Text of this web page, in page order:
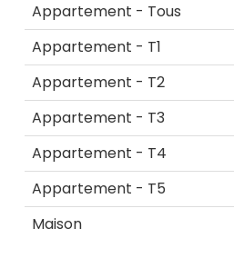
Appartement - Tous
Appartement - T1
Appartement - T2
Appartement - T3
Appartement - T4
Appartement - T5
Maison